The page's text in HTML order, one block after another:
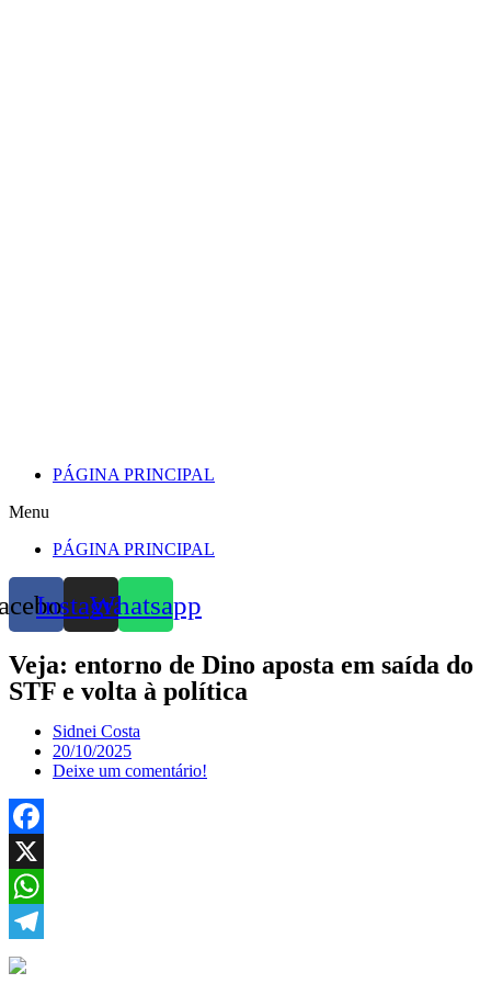
PÁGINA PRINCIPAL
Menu
PÁGINA PRINCIPAL
InstagramWhatsapp
Veja: entorno de Dino aposta em saída do
STF e volta à política
Sidnei Costa
20/10/2025
Deixe um comentário!
Facebook
X
WhatsApp
Telegram